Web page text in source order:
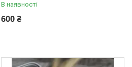
В наявності
600 ₴